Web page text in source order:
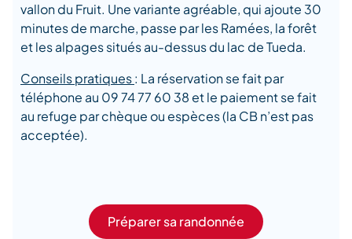
vallon du Fruit. Une variante agréable, qui ajoute 30
minutes de marche, passe par les Ramées, la forêt
et les alpages situés au-dessus du lac de Tueda.
Conseils pratiques: La réservation se fait par
téléphone au 09 74 77 60 38 et le paiement se fait
au refuge par chèque ou espèces (la CB n’est pas
acceptée).
Préparer sa randonnée